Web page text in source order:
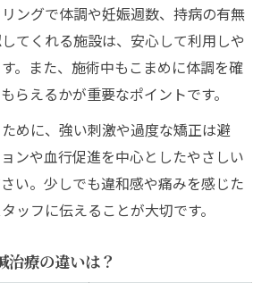
ングで体調や妊娠週数、持病の有無
てくれる施設は、安心して利用しや
。また、施術中もこまめに体調を確
らえるかが重要なポイントです。
めに、強い刺激や過度な矯正は避
ンや血行促進を中心としたやさしい
い。少しでも違和感や痛みを感じた
ッフに伝えることが大切です。
治療の違いは？